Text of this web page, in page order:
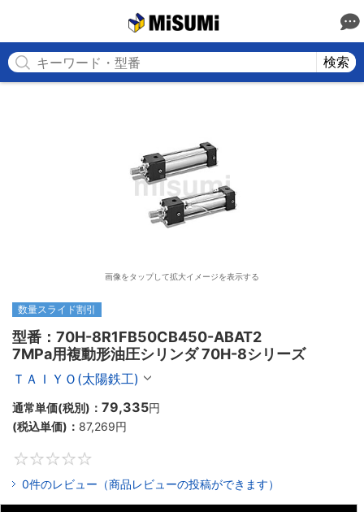
検索
画像をタップして拡大イメージを表示する
数量スライド割引
型番：70H-8R1FB50CB450-ABAT2
7MPa用複動形油圧シリンダ 70H-8シリーズ
ＴＡＩＹＯ(太陽鉄工)
通常単価(税別)： 79,335円
(税込単価)： 87,269円
0件のレビュー（商品レビューの投稿ができます）